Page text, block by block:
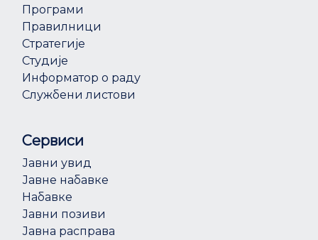
Програми
Правилници
Стратегије
Студије
Информатор о раду
Службени листови
Сервиси
Јавни увид
Јавне набавке
Набавке
Јавни позиви
Јавна расправа